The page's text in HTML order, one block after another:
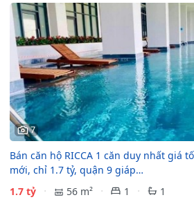
7
Bán căn hộ RICCA 1 căn duy nhất giá
mới, chỉ 1.7 tỷ, quận 9 giáp…
1.7 tỷ
56 m² 1
1